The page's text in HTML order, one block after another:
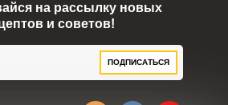
на рассылку новых
и советов!
ПОДПИСАТЬСЯ